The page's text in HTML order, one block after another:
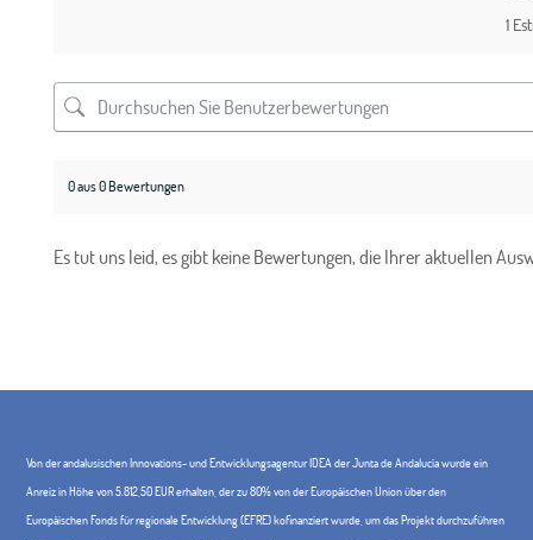
1
0 aus 0 Bewertungen
Es tut uns leid, es gibt keine Bewertungen, die Ihrer aktuellen
Von der andalusischen Innovations- und Entwicklungsagentur IDEA der Junta de Andalucía wurde ein
Anreiz in Höhe von 5.812,50 EUR erhalten, der zu 80% von der Europäischen Union über den
Europäischen Fonds für regionale Entwicklung (EFRE) kofinanziert wurde, um das Projekt durchzuführen